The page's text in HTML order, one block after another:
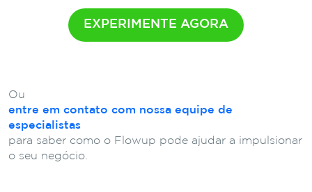
EXPERIMENTE AGORA
Ou
entre em contato com nossa equipe de
especialistas
para saber como o Flowup pode ajudar a impulsionar
o seu negócio.